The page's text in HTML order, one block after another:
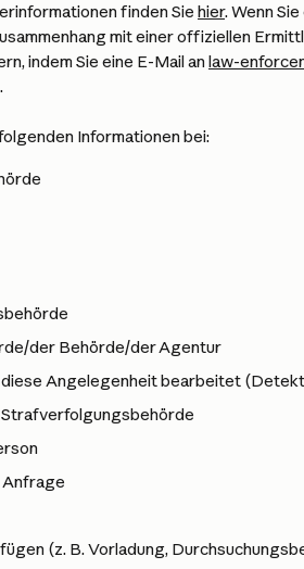
finden Sie hier. Wenn
mit einer offiziellen
indem Sie eine E-Mail an law-
Informationen bei:
der Behörde/der Agentur
Angelegenheit bearbeitet
(z. B. Vorladung,